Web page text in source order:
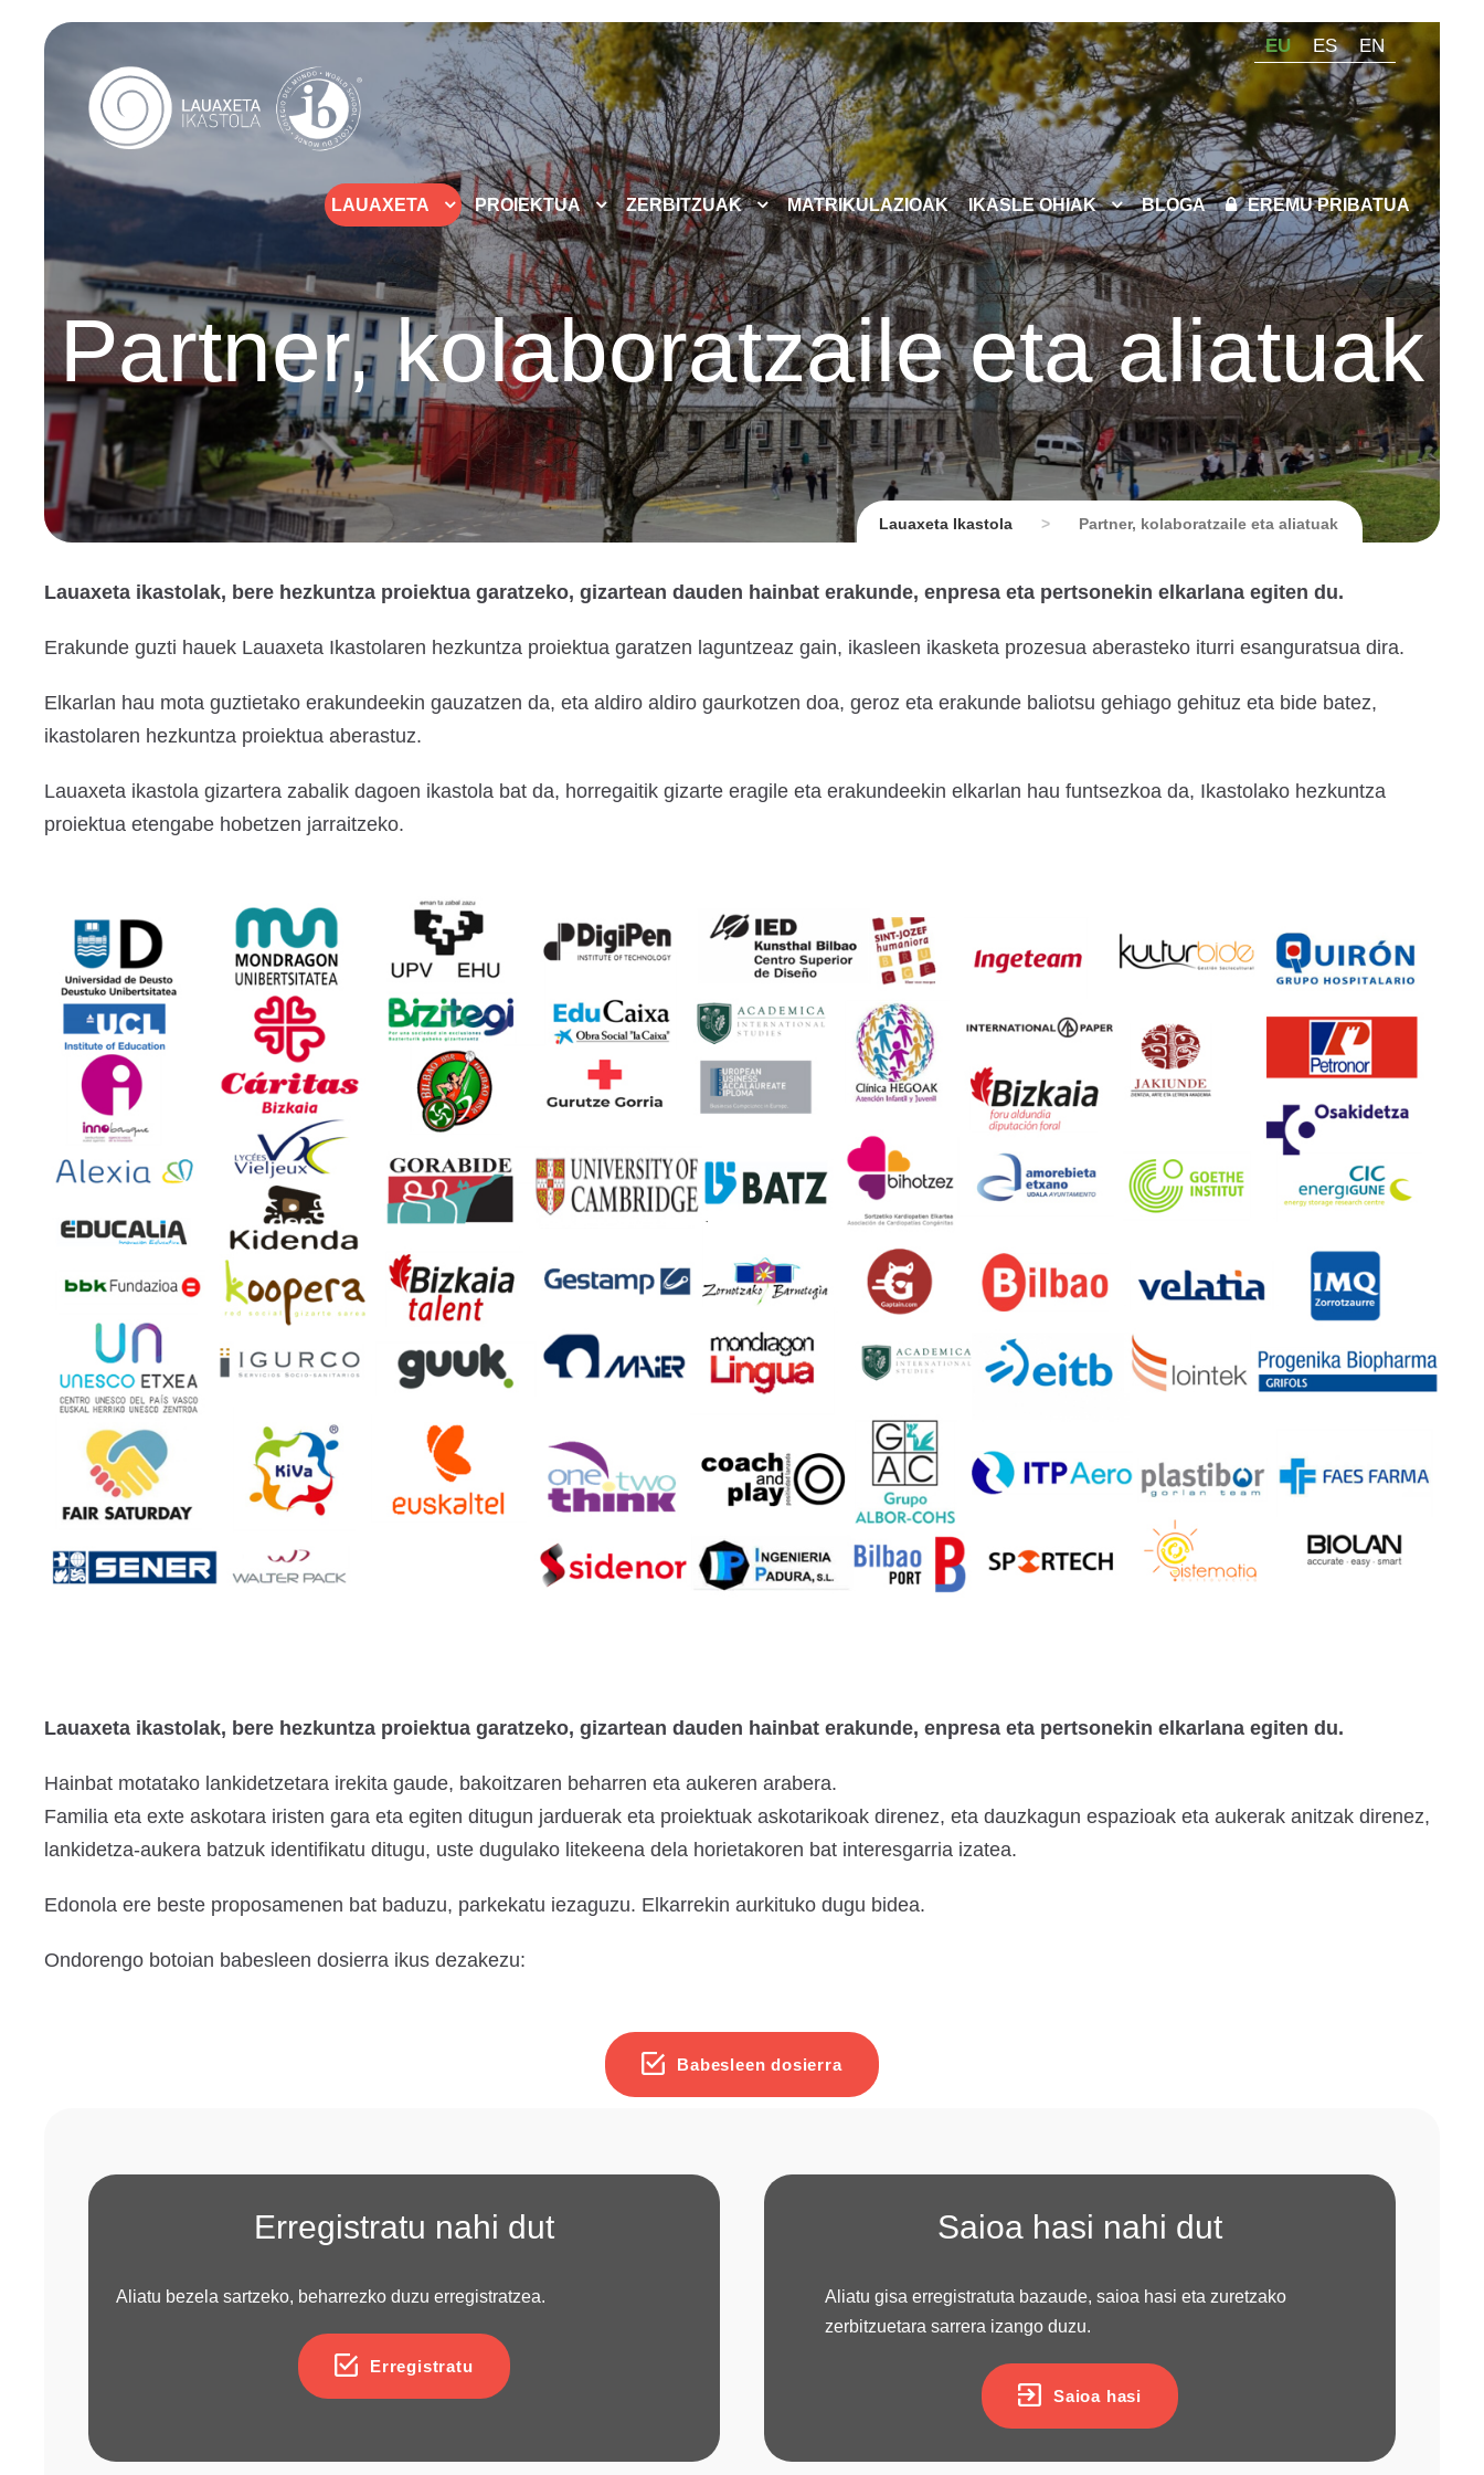
EU ES EN
LAUAXETA PROIEKTUA ZERBITZUAK MATRIKULAZIOAK IKASLE OHIAK BLOGA EREMU PRIBATUA
Partner, kolaboratzaile eta aliatuak
Lauaxeta Ikastola > Partner, kolaboratzaile eta aliatuak
Lauaxeta ikastolak, bere hezkuntza proiektua garatzeko, gizartean dauden hainbat erakunde, enpresa eta pertsonekin elkarlana egiten du.
Erakunde guzti hauek Lauaxeta Ikastolaren hezkuntza proiektua garatzen laguntzeaz gain, ikasleen ikasketa prozesua aberasteko iturri esanguratsua dira.
Elkarlan hau mota guztietako erakundeekin gauzatzen da, eta aldiro aldiro gaurkotzen doa, geroz eta erakunde baliotsu gehiago gehituz eta bide batez,
ikastolaren hezkuntza proiektua aberastuz.
Lauaxeta ikastola gizartera zabalik dagoen ikastola bat da, horregaitik gizarte eragile eta erakundeekin elkarlan hau funtsezkoa da, Ikastolako hezkuntza
proiektua etengabe hobetzen jarraitzeko.
Lauaxeta ikastolak, bere hezkuntza proiektua garatzeko, gizartean dauden hainbat erakunde, enpresa eta pertsonekin elkarlana egiten du.
Hainbat motatako lankidetzetara irekita gaude, bakoitzaren beharren eta aukeren arabera.
Familia eta exte askotara iristen gara eta egiten ditugun jarduerak eta proiektuak askotarikoak direnez, eta dauzkagun espazioak eta aukerak anitzak direnez,
lankidetza-aukera batzuk identifikatu ditugu, uste dugulako litekeena dela horietakoren bat interesgarria izatea.
Edonola ere beste proposamenen bat baduzu, parkekatu iezaguzu. Elkarrekin aurkituko dugu bidea.
Ondorengo botoian babesleen dosierra ikus dezakezu:
Babesleen dosierra
Erregistratu nahi dut
Aliatu bezela sartzeko, beharrezko duzu erregistratzea.
Erregistratu
Saioa hasi nahi dut
Aliatu gisa erregistratuta bazaude, saioa hasi eta zuretzako
zerbitzuetara sarrera izango duzu.
Saioa hasi